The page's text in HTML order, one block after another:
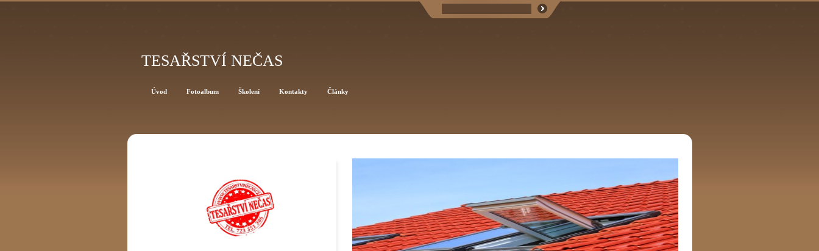
TESAŘSTVÍ NEČAS
Úvod Fotoalbum Školení Kontakty Články